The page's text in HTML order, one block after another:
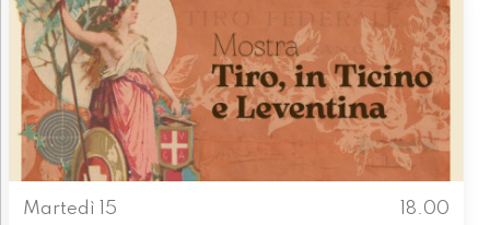
Martedì 15
18.00